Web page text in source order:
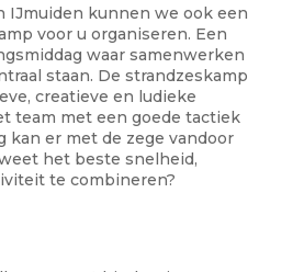
IJmuiden kunnen we ook een
voor u organiseren. Een
waar samenwerken
staan. De strandzeskamp
creatieve en ludieke
team met een goede tactiek
kan er met de zege vandoor
het beste snelheid,
te combineren?